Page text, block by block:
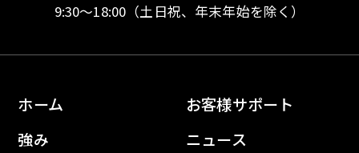
9:30〜18:00 （土日祝、年末年始を除く）
ホーム
強み
お客様サポート
ニュース